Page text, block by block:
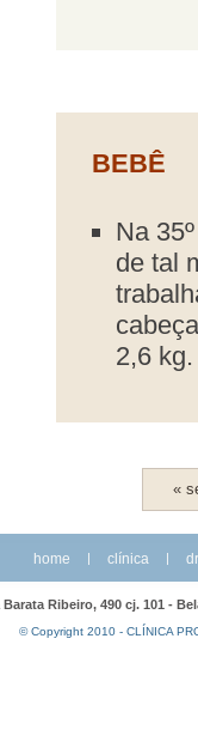
BEBÊ
Na
de tal
2,6 kg.
«
home | clínica |
Barata Ribeiro, 490 cj. 101 -
© Copyright 2010 - CLÍNICA